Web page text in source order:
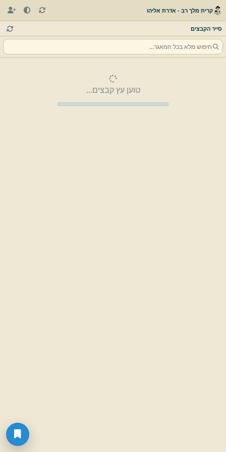
קרית מלך רב - אדרת אליהו
סייר הקבצים
טוען עץ קבצים...